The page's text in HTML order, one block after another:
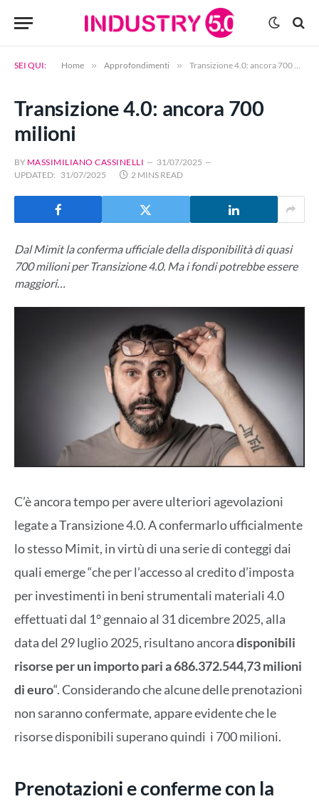
SEI QUI: Home » Approfondimenti » Transizione 4.0: ancora 700 milioni
Transizione 4.0: ancora 700
milioni
BY MASSIMILIANO CASSINELLI
31/07/2025
UPDATED: 31/07/2025 2 MINS READ
Dal Mimit la conferma ufficiale della disponibilità di quasi
700 milioni per Transizione 4.0. Ma i fondi potrebbe essere
maggiori…
C’è ancora tempo per avere ulteriori agevolazioni
legate a Transizione 4.0. A confermarlo ufficialmente
lo stesso Mimit, in virtù di una serie di conteggi dai
quali emerge “che per l’accesso al credito d’imposta
per investimenti in beni strumentali materiali 4.0
effettuati dal 1° gennaio al 31 dicembre 2025, alla
data del 29 luglio 2025, risultano ancoradisponibili
risorse per un importo pari a 686.372.544,73 milioni
di euro“. Considerando che alcune delle prenotazioni
non saranno confermate, appare evidente che le
risorse disponibili superano quindi i 700 milioni.
Prenotazioni e conferme con la